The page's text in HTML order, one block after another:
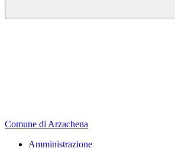
Comune di Arzachena
Amministrazione